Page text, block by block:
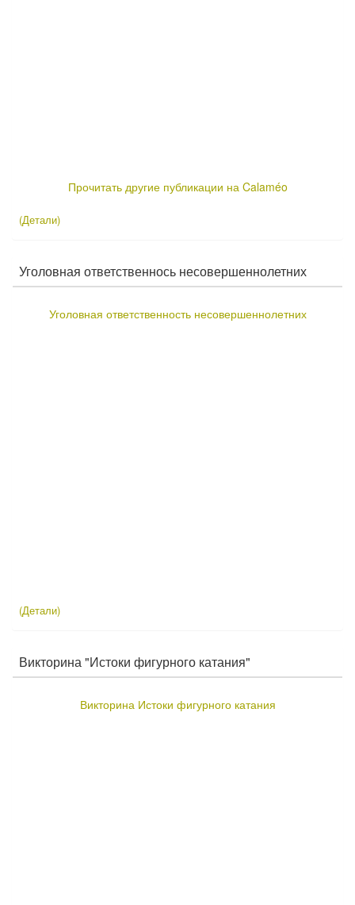
Прочитать другие публикации на Calaméo
(Детали)
Уголовная ответственнось несовершеннолетних
Уголовная ответственность несовершеннолетних
(Детали)
Викторина "Истоки фигурного катания"
Викторина Истоки фигурного катания